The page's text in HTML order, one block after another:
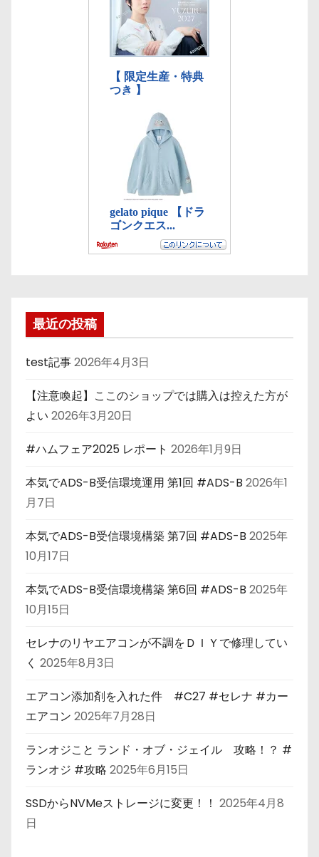
最近の投稿
test記事2026年4月3日
【注意喚起】ここのショップでは購入は控えた方が
よい 2026年3月20日
#ハムフェア2025 レポート 2026年1月9日
本気でADS-B受信環境運用 第1回 #ADS-B 2026年1
月7日
本気でADS-B受信環境構築 第7回 #ADS-B 2025年
10月17日
本気でADS-B受信環境構築 第6回 #ADS-B 2025年
10月15日
セレナのリヤエアコンが不調をＤＩＹで修理してい
く 2025年8月3日
エアコン添加剤を入れた件 #C27 #セレナ #カー
エアコン 2025年7月28日
ランオジこと ランド・オブ・ジェイル 攻略！？ #
ランオジ #攻略 2025年6月15日
SSDからNVMeストレージに変更！！ 2025年4月8
日